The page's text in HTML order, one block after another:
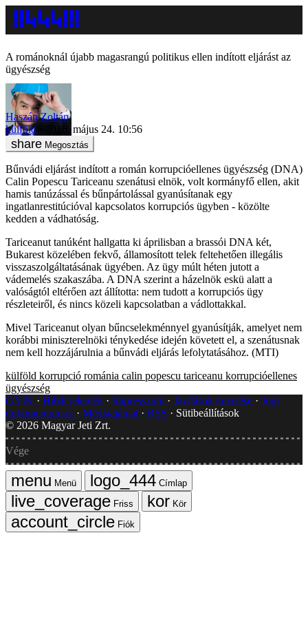
A románoknál újabb magasrangú politikus ellen indított eljárást az
ügyészség
Haszán Zoltán
külföld
2016. május 24. 10:56
Megosztás
Bűnvádi eljárást indított a román korrupcióellenes ügyészség (DNA)
Calin Popescu Tariceanu szenátusi elnök, volt kormányfő ellen, akit
hamis tanúzással és bűnpártolással gyanúsítanak egy
ingatlanrestitúcióval kapcsolatos korrupciós ügyben - közölte
kedden a vádhatóság.
Tariceanut tanúként hallgatta ki áprilisban a brassói DNA két,
Bukarest közelében fekvő, államosított telek feltehetően illegális
visszaszolgáltatásának ügyében. Az ügy múlt héten jutott a
vádemelés szakaszába. A DNA szerint a házelnök eskü alatt a
valóságtól eltérően azt állította: nem tudott a korrupciós ügy
részleteiről, és nincs közeli kapcsolatban a vádlottakkal.
Mivel Tariceanut olyan bűncselekménnyel gyanúsítják, amelyet nem
korábbi miniszterelnöki ténykedése idején követett el, a szenátusnak
nem kell hozzájárulnia a bűnvádi eljárás lefolytatásához. (MTI)
külföld korrupció románia calin popescu tariceanu korrupcióellenes
ügyészség
GYIK
Hibát jelentek Impresszum Javítások kezelése
Jogi
dokumentumok
Médiaajánlat RSS
Sütibeállítások
© 2026 Magyar Jeti Zrt.
Vége
Menü
Címlap
Friss
Kör
Fiók